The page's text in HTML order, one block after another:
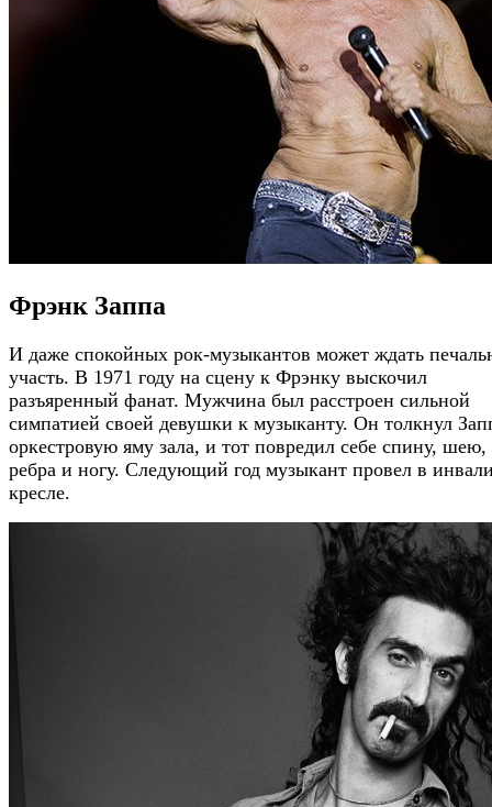
Фрэнк Заппа
И даже спокойных рок-музыкантов может ждать
участь. В 1971 году на сцену к Фрэнку выскочил
разъяренный фанат. Мужчина был расстроен сильной
симпатией своей девушки к музыканту. Он толкнул
оркестровую яму зала, и тот повредил себе спину, шею,
ребра и ногу. Следующий год музыкант провел в
кресле.